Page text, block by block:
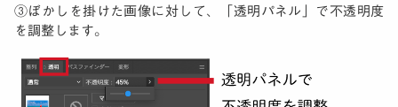
③ぼかしを掛けた画像に対して、「透明パネル」で不透明度
を調整します。